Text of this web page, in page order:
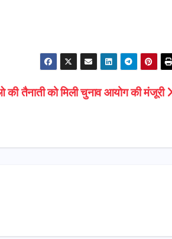
तैनाती को मिली चुनाव आयोग की मंजूरी